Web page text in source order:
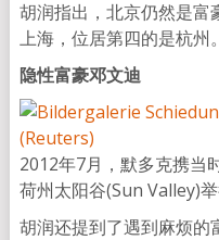
胡润指出，北京仍然是富
上海，位居第四的是杭州。
隐性富豪邓文迪
2012年7月，默多克携当
荷州太阳谷(Sun Valley)
胡润还提到了遇到麻烦的